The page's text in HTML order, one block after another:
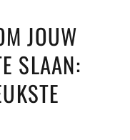
JOUW
SLAAN: